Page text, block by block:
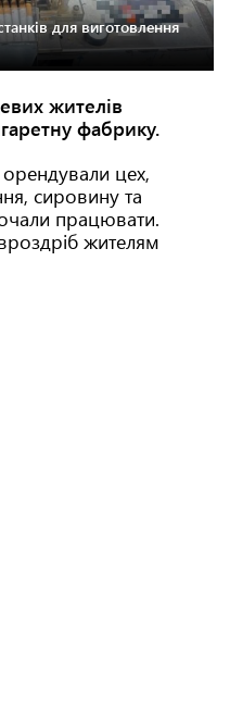
для виготовлення
жителів
фабрику.
цех,
сировину та
працювати.
жителям